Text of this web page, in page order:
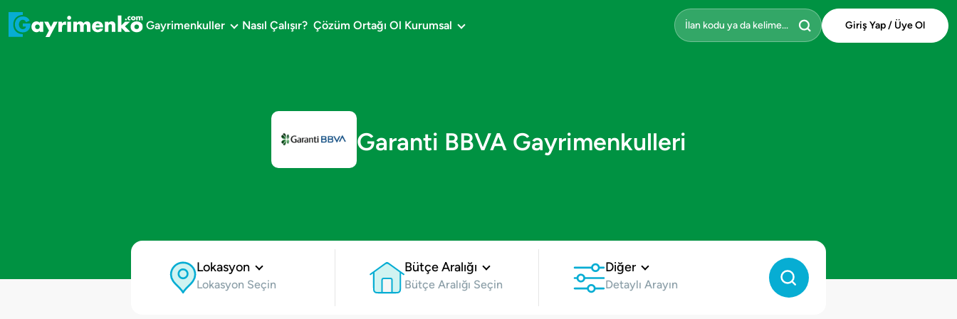
Gayrimenkuller Nasıl Çalışır? Çözüm Ortağı Ol Kurumsal Giriş Yap / Üye Ol
Garanti BBVA Gayrimenkulleri
Lokasyon
Lokasyon Seçin
Bütçe Aralığı
Bütçe Aralığı Seçin
Diğer
Detaylı Arayın